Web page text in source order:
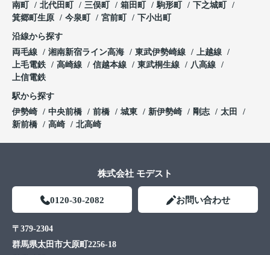
南町
北代田町 三俣町 箱田町 駒形町
下之城町
箕郷町生原
今泉町 宮前町 下小出町
沿線から探す
両毛線
湘南新宿ライン高海 東武伊勢崎線
上越線
上毛電鉄
高崎線 信越本線 東武桐生線
八高線
上信電鉄
駅から探す
伊勢崎
中央前橋 前橋 城東 新伊勢崎 剛志
太田
新前橋
高崎 北高崎
株式会社 モデスト
0120-30-2082 お問い合わせ
〒379-2304
群馬県太田市大原町2256-18